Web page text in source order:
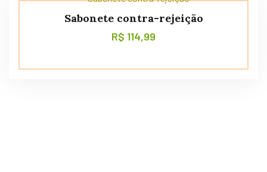
Sabonete contra-rejeição
R$ 114,99